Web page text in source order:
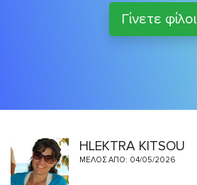
Γίνετε φίλοι
HLEKTRA KITSOU
ΜΈΛΟΣ ΑΠΌ: 04/05/2026